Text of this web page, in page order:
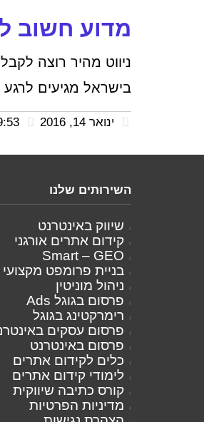
מדוע חשוב
בישראל מגיעים לרגע
ינואר 14, 2016
השירותים שלנו
שיווק באינטרנט
קידום אתרים אורגני
Smart – GEO
בניית פרומפט
ניהול מוניטין
פרסום בגוגל Ads
רימרקטינג בגוגל
פרסום עסקים
פרסום באינטרנט
כלים לקידום אתרים
לימודי קידום אתרים
קורס כתיבה שיווקית
מדיניות הפרטיות